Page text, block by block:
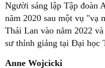
Người sáng lập Tập đoàn
năm 2020 sau một vụ "vạ
Thái Lan vào năm 2022
sư thỉnh giảng tại Đại học
Anne Wojcicki